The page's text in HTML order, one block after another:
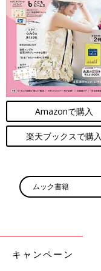
Amazonで購入
楽天ブックスで購入
ムック書籍
キャンペーン